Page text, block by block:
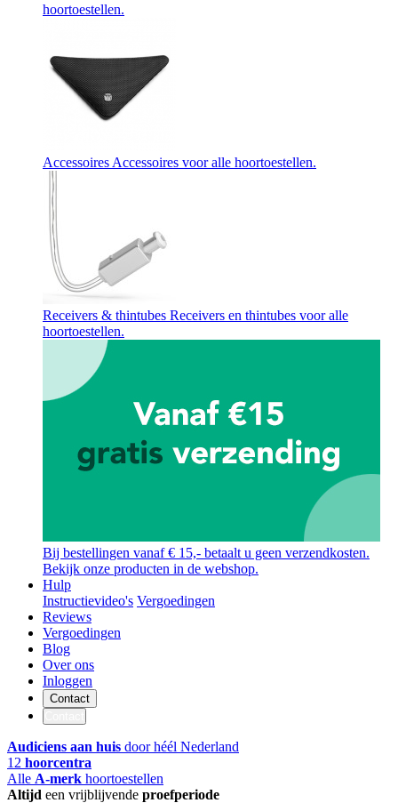
hoortoestellen.
Accessoires Accessoires voor alle hoortoestellen.
Receivers & thintubes Receivers en thintubes voor alle
hoortoestellen.
Bij bestellingen vanaf € 15,- betaalt u geen verzendkosten.
Bekijk onze producten in de webshop.
Hulp
Instructievideo's Vergoedingen
Reviews
Vergoedingen
Blog
Over ons
Inloggen
Contact
Audiciens aan huis door héél Nederland
12 hoorcentra
Alle A-merk hoortoestellen
Altijd een vrijblijvende proefperiode